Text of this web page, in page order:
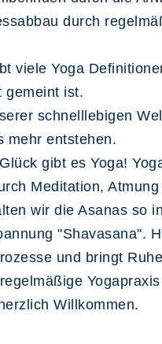
durch
viele Yoga
gemeint ist.
schnelllebigen
mehr entstehen.
gibt es Yoga!
Meditation,
wir die Asanas so
"Shavasana".
und bringt
Willkommen.